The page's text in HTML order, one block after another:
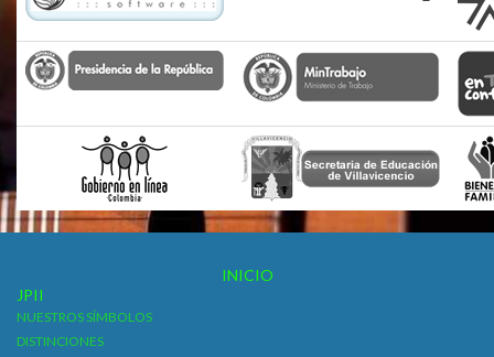
INICIO
JPII
NUESTROS SÍMBOLOS
DISTINCIONES